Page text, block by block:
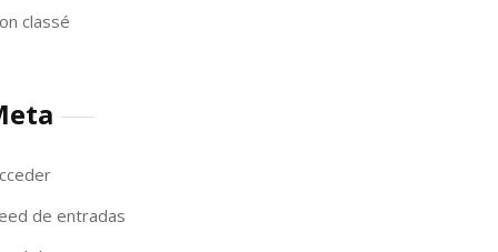
classé
de entradas